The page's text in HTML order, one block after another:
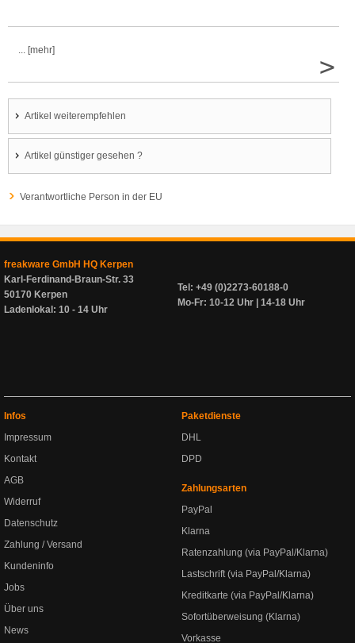
... [mehr]
>
Artikel weiterempfehlen
Artikel günstiger gesehen ?
Verantwortliche Person in der EU
freakware GmbH HQ Kerpen
Karl-Ferdinand-Braun-Str. 33
50170 Kerpen
Ladenlokal: 10 - 14 Uhr
Tel: +49 (0)2273-60188-0
Mo-Fr: 10-12 Uhr | 14-18 Uhr
Infos
Impressum
Kontakt
AGB
Widerruf
Datenschutz
Zahlung / Versand
Kundeninfo
Jobs
Über uns
News
Paketdienste
DHL
DPD
Zahlungsarten
PayPal
Klarna
Ratenzahlung (via PayPal/Klarna)
Lastschrift (via PayPal/Klarna)
Kreditkarte (via PayPal/Klarna)
Sofortüberweisung (Klarna)
Vorkasse